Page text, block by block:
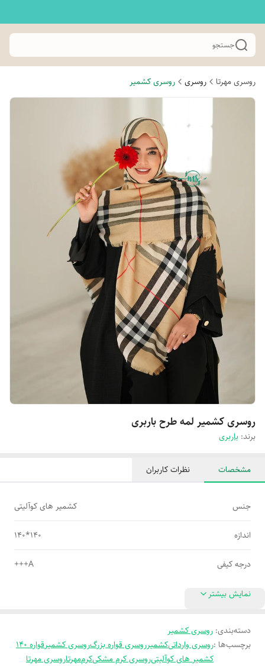
جستجو
روسری مهرتا روسری روسری کشمیر
روسری کشمیر لمه طرح باربری
برند: باربری
مشخصات نظرات کاربران
جنس کشمیر های کوآلیتی
اندازه 140*140
درجه کیفی A+++
نمایش بیشتر
دسته‌بندی: روسری کشمیر
برچسب‌ها :روسری وارداتیکشمیرروسری قواره بزرگروسری کشمیرقواره 140
کشمیر های کوآلیتیروسری کرم مشکیکرممهرتاروسری مهرتا